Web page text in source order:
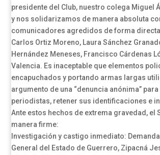
presidente del Club, nuestro colega Miguel
y nos solidarizamos de manera absoluta
comunicadores agredidos de forma
Carlos Ortiz Moreno, Laura Sánchez
Hernández Meneses, Francisco Cárdenas
Valencia. Es inaceptable que elementos
encapuchados y portando armas largas
argumento de una “denuncia anónima”
periodistas, retener sus identificaciones e
Ante estos hechos de extrema gravedad, el
manera firme:
Investigación y castigo inmediato:
General del Estado de Guerrero, Zipacná